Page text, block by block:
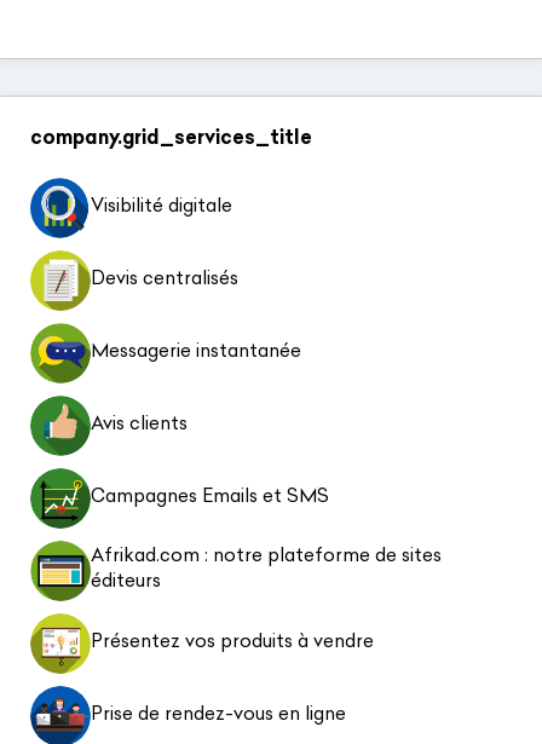
company.grid_services_title
Visibilité digitale
Devis centralisés
Messagerie instantanée
Avis clients
Campagnes Emails et SMS
Afrikad.com : notre plateforme de sites
éditeurs
Présentez vos produits à vendre
Prise de rendez-vous en ligne